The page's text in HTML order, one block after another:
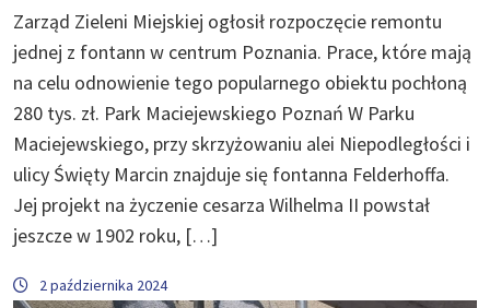
Zarząd Zieleni Miejskiej ogłosił rozpoczęcie remontu
jednej z fontann w centrum Poznania. Prace, które mają
na celu odnowienie tego popularnego obiektu pochłoną
280 tys. zł. Park Maciejewskiego Poznań W Parku
Maciejewskiego, przy skrzyżowaniu alei Niepodległości i
ulicy Święty Marcin znajduje się fontanna Felderhoffa.
Jej projekt na życzenie cesarza Wilhelma II powstał
jeszcze w 1902 roku, […]
2 października 2024